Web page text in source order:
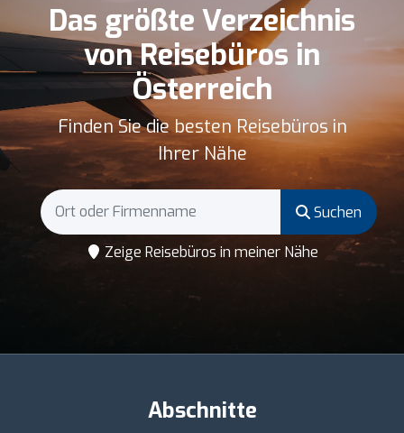
Das größte Verzeichnis
von Reisebüros in
Österreich
Finden Sie die besten Reisebüros in
Ihrer Nähe
Suchen
Zeige Reisebüros in meiner Nähe
Abschnitte